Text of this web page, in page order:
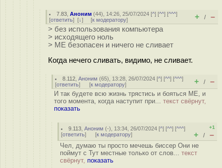
7.83 ,Аноним (44), 14:26, 25/07/2024 [^] [^^] [^^^]
[ответить] [↓] [к модератору] + / –
> без использования компьютера
> исходящего ноль
> МЕ безопасен и ничего не сливает
Когда нечего сливать, видимо, не сливает.
8.112 ,Аноним (65), 13:28, 26/07/2024 [^] [^^] [^^^]
[ответить] [к модератору] + / –
И так будете всю жизнь трястись и бояться ME, и
того момента, когда наступит при... текст свёрнут,
показать
9.113 ,Аноним (-), 13:34, 26/07/2024 [^] [^^] [^^^]
[ответить] [к модератору]
+1
+ / –
Чел, думаю ты просто мечешь биссер Они не
поймут с Тут местные только от слов... текст
свёрнут, показать